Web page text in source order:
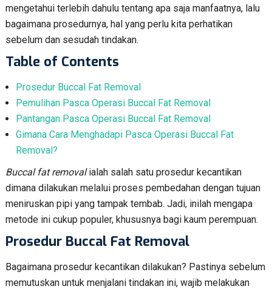
mengetahui terlebih dahulu tentang apa saja manfaatnya, lalu
bagaimana prosedurnya, hal yang perlu kita perhatikan
sebelum dan sesudah tindakan.
Table of Contents
Prosedur Buccal Fat Removal
Pemulihan Pasca Operasi Buccal Fat Removal
Pantangan Pasca Operasi Buccal Fat Removal
Gimana Cara Menghadapi Pasca Operasi Buccal Fat
Removal?
Buccal fat removalialah salah satu prosedur kecantikan
dimana dilakukan melalui proses pembedahan dengan tujuan
meniruskan pipi yang tampak tembab. Jadi, inilah mengapa
metode ini cukup populer, khususnya bagi kaum perempuan.
Prosedur Buccal Fat Removal
Bagaimana prosedur kecantikan dilakukan? Pastinya sebelum
memutuskan untuk menjalani tindakan ini, wajib melakukan